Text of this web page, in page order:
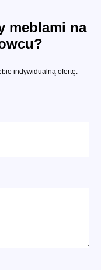
meblami na
indywidualną ofertę.